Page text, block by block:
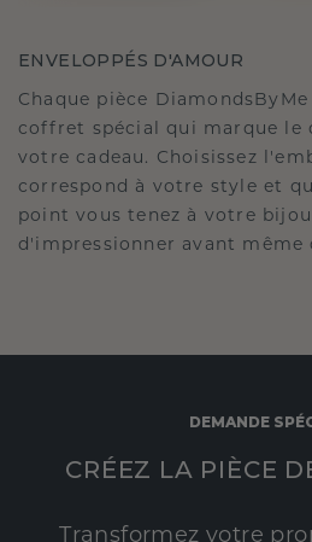
ENVELOPPÉS D'AMOUR
Chaque pièce
coffret spécial qui marque le
votre cadeau. Choisissez
correspond à votre style et
point vous tenez à votre
d'impressionner avant
DEMANDE
CRÉEZ LA PIÈCE
Transformez votre